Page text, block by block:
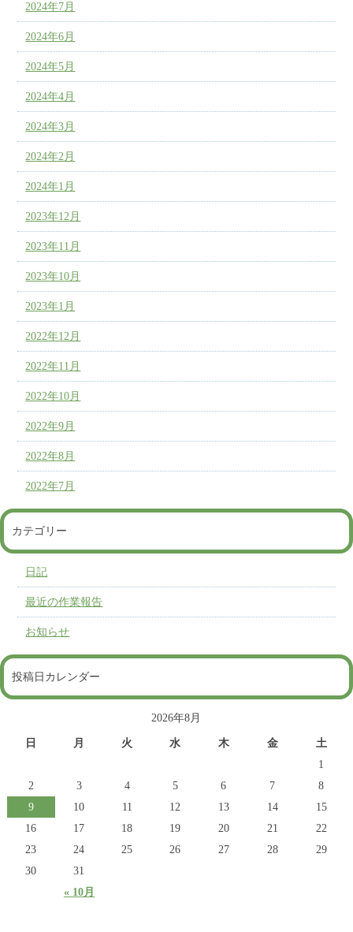
2024年7月
2024年6月
2024年5月
2024年4月
2024年3月
2024年2月
2024年1月
2023年12月
2023年11月
2023年10月
2023年1月
2022年12月
2022年11月
2022年10月
2022年9月
2022年8月
2022年7月
カテゴリー
日記
最近の作業報告
お知らせ
投稿日カレンダー
2026年8月
日 月 火 水 木 金 土
« 10月
1
2
3 4 5 6 7
8
9
10 11 12 13 14
15
16
17 18 19 20 21
22
23
24 25 26 27 28
29
30
31